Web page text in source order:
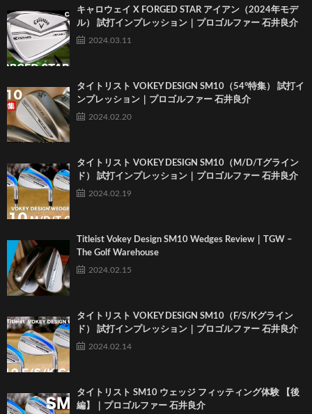
キャロウェイ X FORGED STAR アイアン（2024年モデ
ル） 試打インプレッション｜プロゴルファー 石井良介
2024.03.11
タイトリスト VOKEY DESIGN SM10（54°特集） 試打イ
ンプレッション｜プロゴルファー 石井良介
2024.02.20
タイトリスト VOKEY DESIGN SM10（M/D/Tグライン
ド） 試打インプレッション｜プロゴルファー 石井良介
2024.02.19
Titleist Vokey Design SM10 Wedges Review｜TGW –
The Golf Warehouse
2024.02.15
タイトリスト VOKEY DESIGN SM10（F/S/Kグライン
ド） 試打インプレッション｜プロゴルファー 石井良介
2024.02.14
タイトリスト SM10 ウェッジ フィッティング体験 【後
編】｜プロゴルファー 石井良介